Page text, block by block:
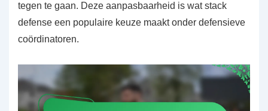
tegen te gaan. Deze aanpasbaarheid is wat stack
defense een populaire keuze maakt onder defensieve
coördinatoren.